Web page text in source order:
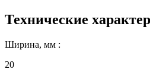
Технические
Ширина, мм :
20